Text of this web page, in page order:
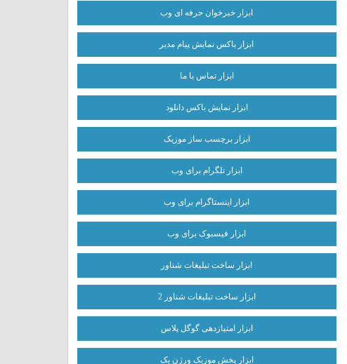
ابزار خبرخوان حرفه ای وب
ابزار باکس نمایش پیام مدیر
ابزار تماس با ما
ابزار نمایش باکس دانلود
ابزار برچسب ساز موزیک
ابزار تلگرام برای وب
ابزار اینستاگرام برای وب
ابزار فیسبوک برای وب
ابزار ساخت تبلیغات شناور
ابزار ساخت تبلیغات شناور 2
ابزار امتیازدهی گوگل پلاس
ابزار پخش موزیک ورژن یک